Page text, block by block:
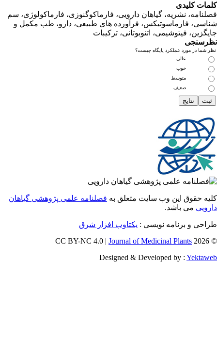
کلیدی
نشریه، گیاهان دارویی، فارماکوگنوزی، فارماکولوژی، سم
فارماسوتیکس، فرآورده های طبیعی، دارو، طب مکمل و
فیتوشیمی، اتنوبوتانی، ترکیبات
در مورد عملکرد پایگاه چیست؟
متوسط
ضعیف
حقوق این وب سایت متعلق بهفصلنامه علمی پژوهشی گیاهان
می باشد.
و برنامه نویسی :یکتاوب افزار شرق
Journal of Medicinal Plants
Designed & Developed by :